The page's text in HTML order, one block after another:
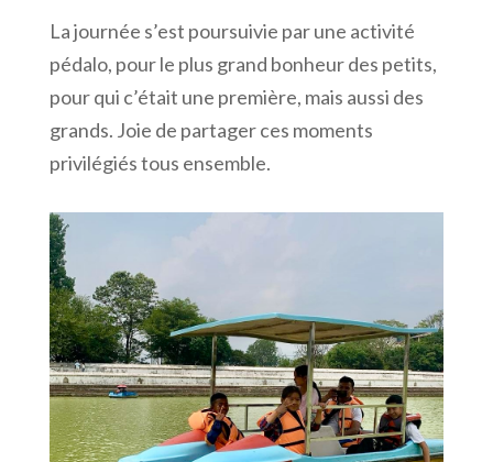
La journée s’est poursuivie par une activité
pédalo, pour le plus grand bonheur des petits,
pour qui c’était une première, mais aussi des
grands. Joie de partager ces moments
privilégiés tous ensemble.